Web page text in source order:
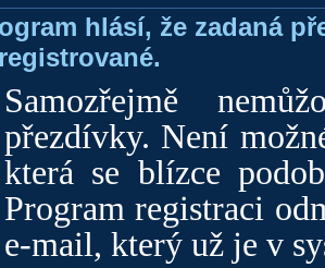
hlásí, že zadaná
Samozřejmě
přezdívky. Není
která se blízce
Program registraci
e-mail, který už je v